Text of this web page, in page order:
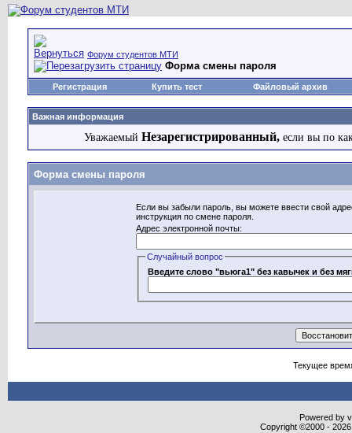
Форум студентов МТИ
Форма смены пароля
Регистрация Купить тест Файловый архив
Важная информация
Уважаемый Незарегистрированный, если вы по
Форма смены пароля
Если вы забыли пароль, вы можете ввести свой
инструкция по смене пароля.
Адрес электронной почты:
Случайный вопрос
Введите слово "вьюга1" без кавычек и без
Текущее
Powered by
Copyright ©2000 -